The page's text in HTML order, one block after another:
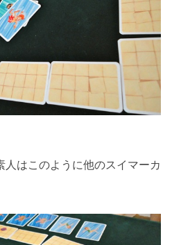
人はこのように他のスイマーカ